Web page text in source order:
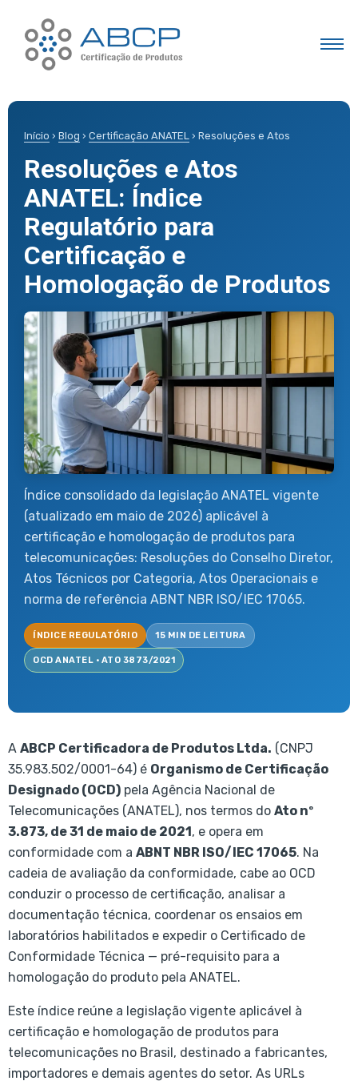
Início › Blog › Certificação ANATEL › Resoluções e Atos
Resoluções e Atos
ANATEL: Índice
Regulatório para
Certificação e
Homologação de Produtos
Índice consolidado da legislação ANATEL vigente
(atualizado em maio de 2026) aplicável à
certificação e homologação de produtos para
telecomunicações: Resoluções do Conselho Diretor,
Atos Técnicos por Categoria, Atos Operacionais e
norma de referência ABNT NBR ISO/IEC 17065.
ÍNDICE REGULATÓRIO 15 MIN DE LEITURA
OCD ANATEL · ATO 3873/2021
A ABCP Certificadora de Produtos Ltda. (CNPJ
35.983.502/0001-64) é Organismo de Certificação
Designado (OCD) pela Agência Nacional de
Telecomunicações (ANATEL), nos termos do Ato nº
3.873, de 31 de maio de 2021 , e opera em
conformidade com a ABNT NBR ISO/IEC 17065. Na
cadeia de avaliação da conformidade, cabe ao OCD
conduzir o processo de certificação, analisar a
documentação técnica, coordenar os ensaios em
laboratórios habilitados e expedir o Certificado de
Conformidade Técnica — pré-requisito para a
homologação do produto pela ANATEL.
Este índice reúne a legislação vigente aplicável à
certificação e homologação de produtos para
telecomunicações no Brasil, destinado a fabricantes,
importadores e demais agentes do setor. As URLs